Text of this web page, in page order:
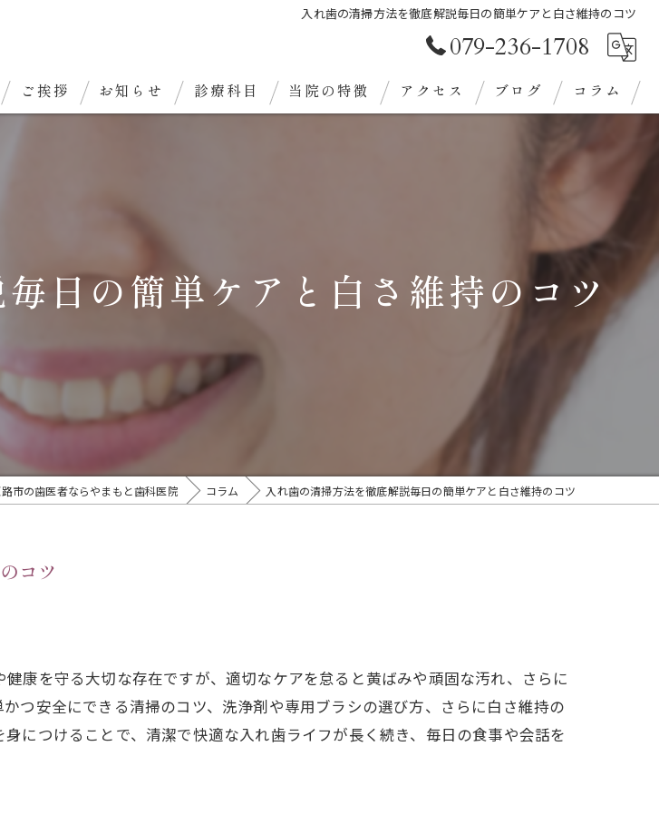
入れ歯の清掃方法を徹底解説毎日の簡単ケアと白さ維持のコツ
079-236-1708
ご挨拶 お知らせ 診療科目 当院の特徴
ホワイトニング
アクセス ブログ コラム
日の簡単ケアと白さ維持のコツ
市の歯医者ならやまもと歯科医院 コラム 入れ歯の清掃方法を徹底解説毎日の簡単ケアと白さ維持のコツ
コツ
康を守る大切な存在ですが、適切なケアを怠ると黄ばみや頑固な汚れ、さらに
つ安全にできる清掃のコツ、洗浄剤や専用ブラシの選び方、さらに白さ維持の
につけることで、清潔で快適な入れ歯ライフが長く続き、毎日の食事や会話を